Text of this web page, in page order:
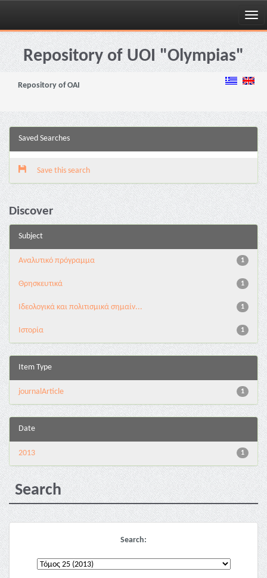
Skip
navigationRepository of UOI "Olympias"
Repository of OAI
Saved Searches
Save this search
Discover
Subject
1
Αναλυτικό πρόγραμμα
1
Θρησκευτικά
1
Ιδεολογικά και πολιτισμικά σημαίν...
1
Ιστορία
Item Type
1
journalArticle
Date
1
2013
Search
Search: